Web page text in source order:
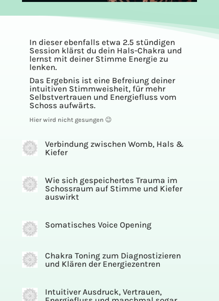
In dieser ebenfalls etwa 2.5 stündigen
Session klärst du dein Hals-Chakra und
lernst mit deiner Stimme Energie zu
lenken.
Das Ergebnis ist eine Befreiung deiner
intuitiven Stimmweisheit, für mehr
Selbstvertrauen und Energiefluss vom
Schoss aufwärts.
Hier wird nicht gesungen 😉
Verbindung zwischen Womb, Hals &
Kiefer
Wie sich gespeichertes Trauma im
Schossraum auf Stimme und Kiefer
auswirkt
Somatisches Voice Opening
Chakra Toning zum Diagnostizieren
und Klären der Energiezentren
Intuitiver Ausdruck, Vertrauen,